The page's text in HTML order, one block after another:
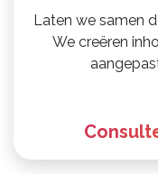
Laten we samen
We creëren